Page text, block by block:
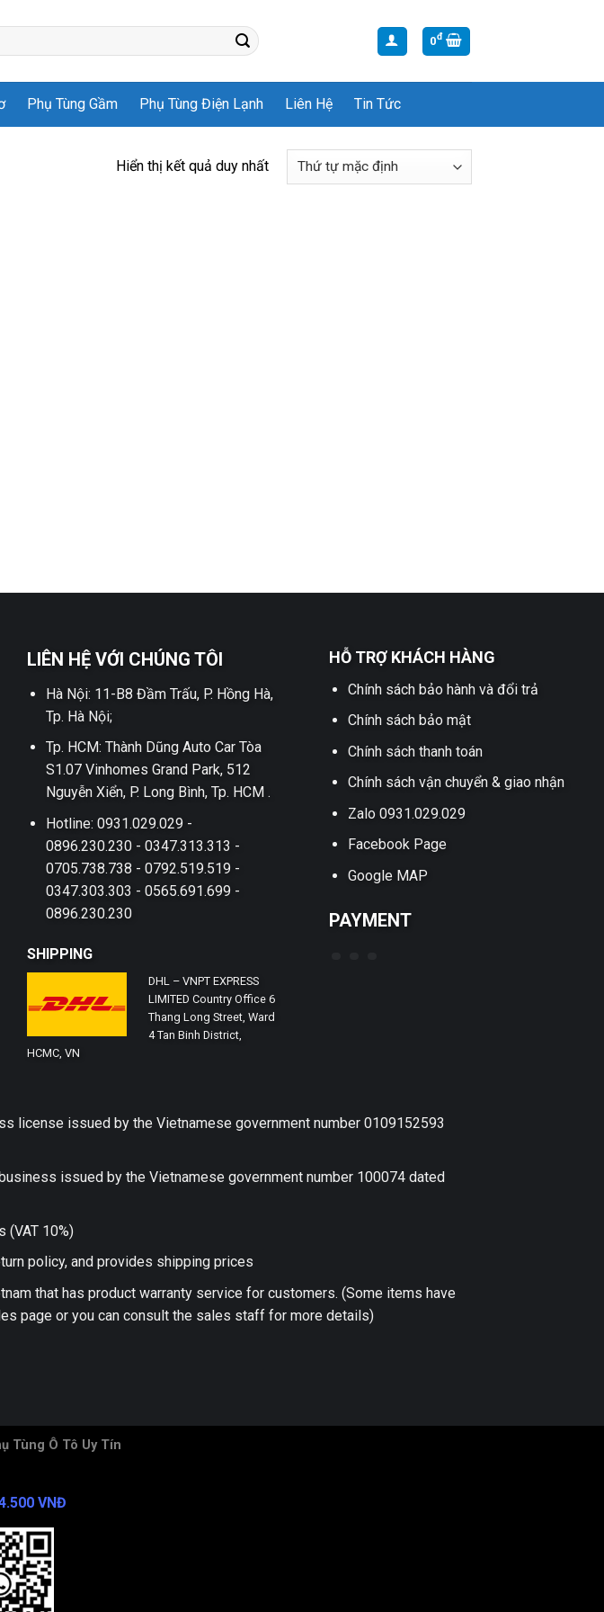
0đ
Phụ Tùng Gầm Phụ Tùng Điện Lạnh Liên Hệ Tin Tức
Hiển thị kết quả duy nhất
LIÊN HỆ VỚI CHÚNG TÔI
Hà Nội: 11-B8 Đầm Trấu, P. Hồng Hà,
Tp. Hà Nội;
Tp. HCM: Thành Dũng Auto Car Tòa
S1.07 Vinhomes Grand Park, 512
Nguyễn Xiển, P. Long Bình, Tp. HCM .
Hotline: 0931.029.029 -
0896.230.230 - 0347.313.313 -
0705.738.738 - 0792.519.519 -
0347.303.303 - 0565.691.699 -
0896.230.230
SHIPPING
DHL – VNPT EXPRESS
LIMITED Country Office 6
Thang Long Street, Ward
4 Tan Binh District,
HCMC, VN
HỖ TRỢ KHÁCH HÀNG
Chính sách bảo hành và đổi trả
Chính sách bảo mật
Chính sách thanh toán
Chính sách vận chuyển & giao nhận
Zalo 0931.029.029
Facebook Page
Google MAP
PAYMENT
license issued by the Vietnamese government number 0109152593
issued by the Vietnamese government number 100074 dated
(VAT 10%)
policy, and provides shipping prices
that has product warranty service for customers. (Some items have
page or you can consult the sales staff for more details)
Tùng Ô Tô Uy Tín
VNĐ